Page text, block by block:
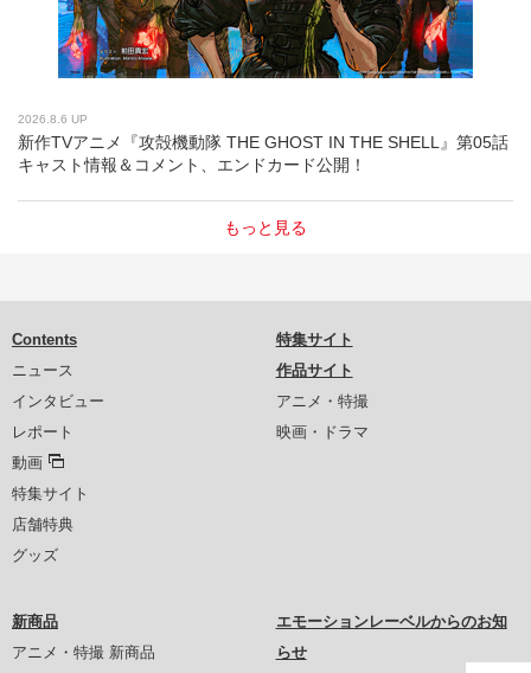
2026.8.6 UP
新作TVアニメ『攻殻機動隊 THE GHOST IN THE SHELL』第05話
キャスト情報＆コメント、エンドカード公開！
もっと見る
Contents
ニュース
インタビュー
レポート
動画
特集サイト
店舗特典
グッズ
特集サイト
作品サイト
アニメ・特撮
映画・ドラマ
新商品
アニメ・特撮 新商品
エモーションレーベルからのお知
らせ